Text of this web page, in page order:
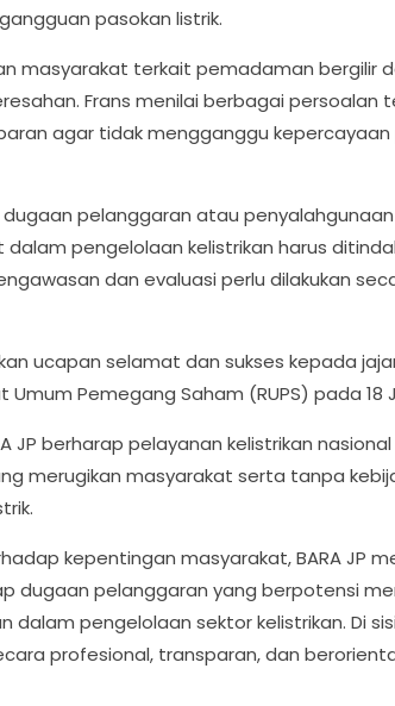
pasokan listrik.
masyarakat terkait pemadaman bergilir
Frans menilai berbagai persoalan
agar tidak mengganggu
pelanggaran atau
pengelolaan kelistrikan harus
dan evaluasi perlu dilakukan
ucapan selamat dan sukses kepada
Pemegang Saham (RUPS) pada 18
JP berharap pelayanan kelistrikan
merugikan masyarakat serta tanpa
kepentingan masyarakat, BARA JP
dugaan pelanggaran yang berpotensi
pengelolaan sektor kelistrikan. Di sisi
profesional, transparan, dan